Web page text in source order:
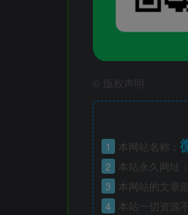
版权声明
1 本网站名称：
2 本站永久网址：
3 本网站的文章
4 本站一切资源